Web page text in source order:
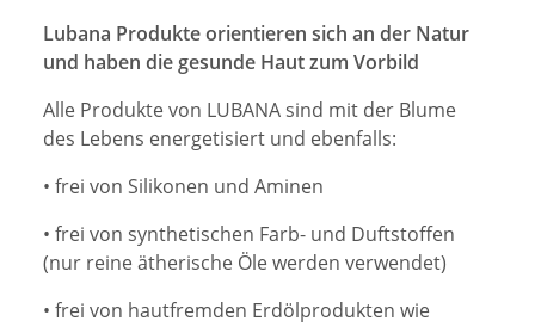
Lubana Produkte orientieren sich an der Natur
und haben die gesunde Haut zum Vorbild
Alle Produkte von LUBANA sind mit der Blume
des Lebens energetisiert und ebenfalls:
• frei von Silikonen und Aminen
• frei von synthetischen Farb- und Duftstoffen
(nur reine ätherische Öle werden verwendet)
• frei von hautfremden Erdölprodukten wie